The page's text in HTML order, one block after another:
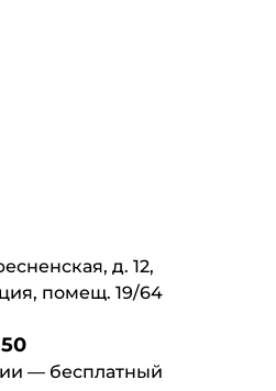
д. 12,
помещ. 19/64
— бесплатный